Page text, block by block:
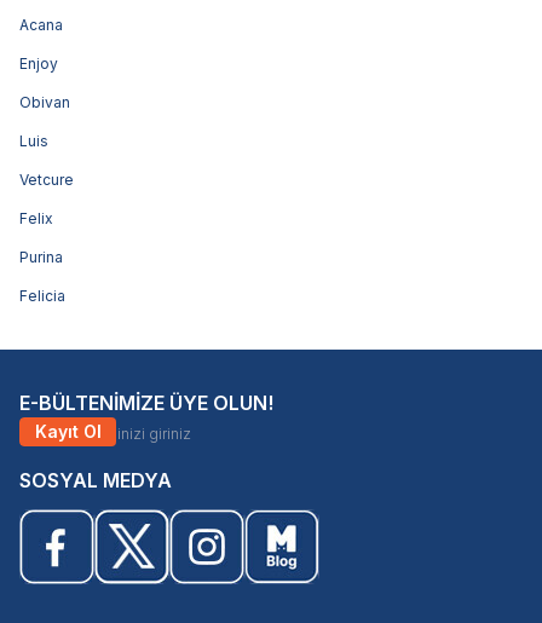
Acana
Enjoy
Obivan
Luis
Vetcure
Felix
Purina
Felicia
E-BÜLTENİMİZE ÜYE OLUN!
Kayıt Ol
SOSYAL MEDYA